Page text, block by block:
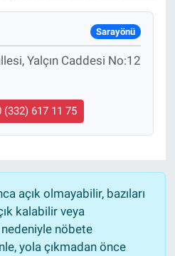
Sarayönü
Yalçın Caddesi No:12
(332) 617 11 75
açık olmayabilir, bazıları
kalabilir veya
nöbete
yola çıkmadan önce